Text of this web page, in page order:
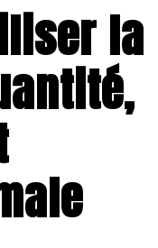
la